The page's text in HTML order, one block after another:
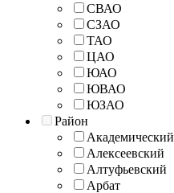
СВАО
СЗАО
ТАО
ЦАО
ЮАО
ЮВАО
ЮЗАО
Район
Академический
Алексеевский
Алтуфьевский
Арбат